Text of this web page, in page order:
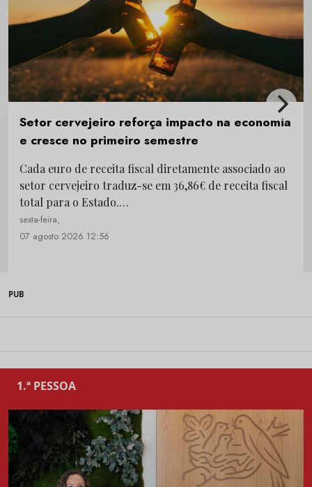
Setor cervejeiro reforça impacto na economia
e cresce no primeiro semestre
Cada euro de receita fiscal diretamente associado ao
setor cervejeiro traduz-se em 36,86€ de receita fiscal
total para o Estado.…
sexta-feira,
07 agosto 2026 12:56
PUB
1.ª PESSOA